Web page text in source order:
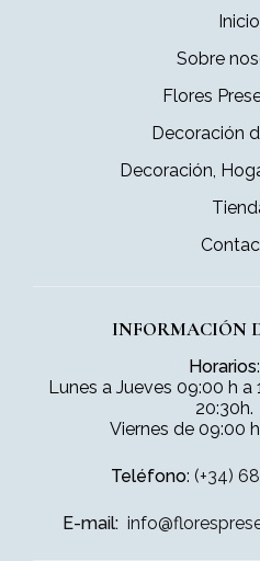
Inicio
Sobre
Flores
Decoración
Decoración,
INFORMACIÓN
Horarios:
Lunes a Jueves 09:00 h a
20:30h.
Viernes de 09:00
Teléfono: (+34)
E-mail: